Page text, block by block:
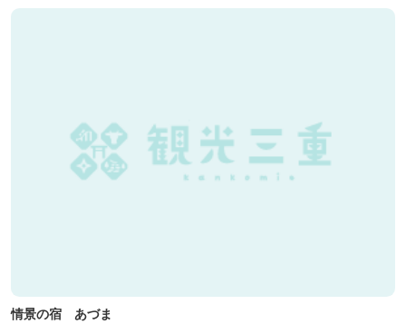
鳥ヶ浜は当館の目の前！宿を一歩出れば、満天の星空！周りに何も
情景の宿 あづま